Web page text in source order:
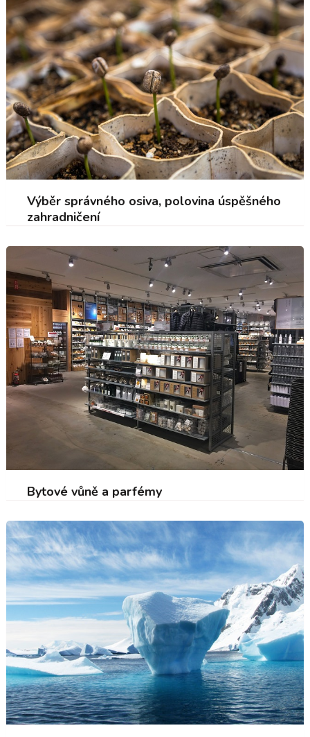
Výběr správného osiva, polovina úspěšného
zahradničení
Bytové vůně a parfémy